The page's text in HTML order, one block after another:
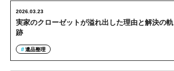
実家のクローゼットが溢れ出した理由と解決の軌
跡
2026.03.23
遺品整理